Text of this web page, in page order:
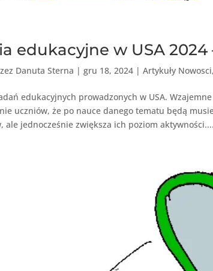
edukacyjne w USA
Danuta Sterna |gru 18, 2024 |Artykuły Nowosci,
edukacyjnych prowadzonych w USA.
uczniów, że po nauce danego tematu będą
ale jednocześnie zwiększa ich poziom aktywności....